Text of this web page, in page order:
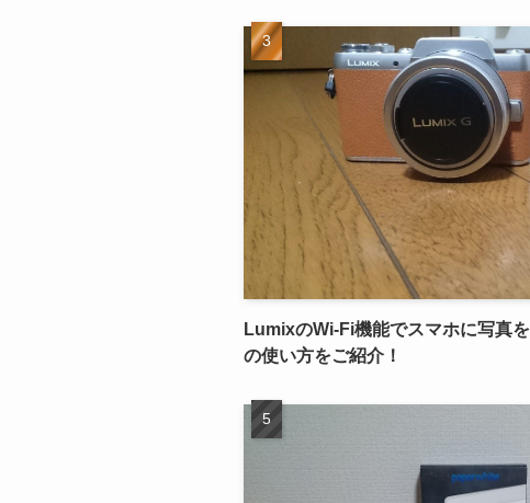
LumixのWi-Fi機能でスマホに写真
の使い方をご紹介！